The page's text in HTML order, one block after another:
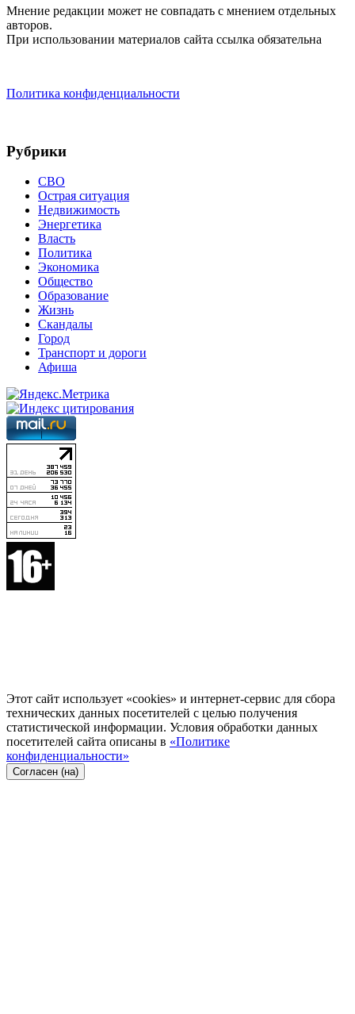
Мнение редакции может не совпадать с мнением отдельных
авторов.
При использовании материалов сайта ссылка обязательна
Политика конфиденциальности
Рубрики
СВО
Острая ситуация
Недвижимость
Энергетика
Власть
Политика
Экономика
Общество
Образование
Жизнь
Скандалы
Город
Транспорт и дороги
Афиша
Этот сайт использует «cookies» и интернет-сервис для сбора
технических данных посетителей с целью получения
статистической информации. Условия обработки данных
посетителей сайта описаны в «Политике
конфиденциальности»
Согласен (на)